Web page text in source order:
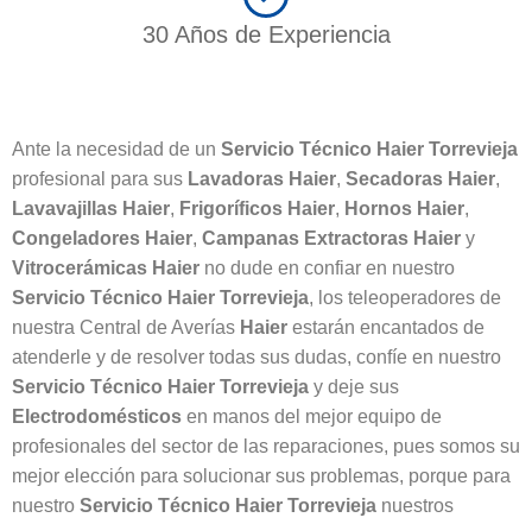
30 Años de Experiencia
Ante la necesidad de un Servicio Técnico Haier Torrevieja
profesional para sus Lavadoras Haier, Secadoras Haier,
Lavavajillas Haier, Frigoríficos Haier, Hornos Haier,
Congeladores Haier, Campanas Extractoras Haier y
Vitrocerámicas Haier no dude en confiar en nuestro
Servicio Técnico Haier Torrevieja, los teleoperadores de
nuestra Central de Averías Haier estarán encantados de
atenderle y de resolver todas sus dudas, confíe en nuestro
Servicio Técnico Haier Torrevieja y deje sus
Electrodomésticos en manos del mejor equipo de
profesionales del sector de las reparaciones, pues somos su
mejor elección para solucionar sus problemas, porque para
nuestro Servicio Técnico Haier Torrevieja nuestros